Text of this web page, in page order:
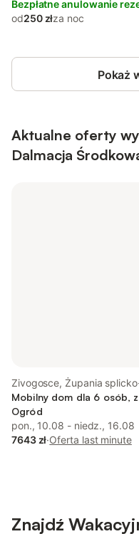
Bezpłatne anulowanie
od250 złza noc
Pokaż
Aktualne oferty
Dalmacja
Zivogosce, Żupania
Mobilny dom dla 6 osób,
Ogród
pon., 10.08 - niedz., 16.08
7643 zł·Oferta last minute
Znajdź